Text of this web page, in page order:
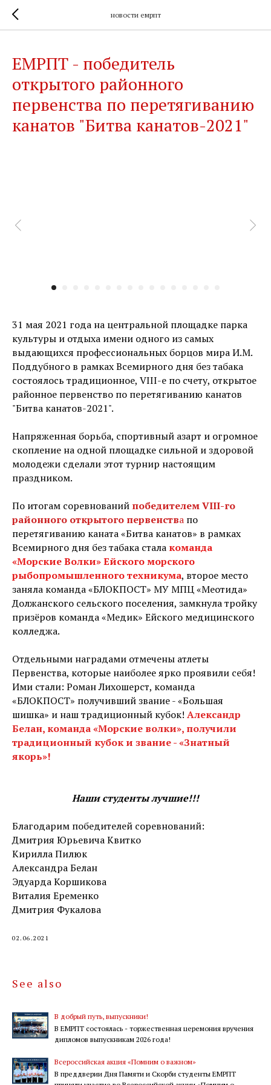
новости емрпт
ЕМРПТ - победитель
открытого районного
первенства по перетягиванию
канатов "Битва канатов-2021"
31 мая 2021 года на центральной площадке парка
культуры и отдыха имени одного из самых
выдающихся профессиональных борцов мира И.М.
Поддубного в рамках Всемирного дня без табака
состоялось традиционное, VIII-е по счету, открытое
районное первенство по перетягиванию канатов
"Битва канатов-2021".
Напряженная борьба, спортивный азарт и огромное
скопление на одной площадке сильной и здоровой
молодежи сделали этот турнир настоящим
праздником.
По итогам соревнований победителем VIII-го
районного открытого первенства по
перетягиванию каната «Битва канатов» в рамках
Всемирного дня без табака стала команда
«Морские Волки» Ейского морского
рыбопромышленного техникума, второе место
заняла команда «БЛОКПОСТ» МУ МПЦ «Меотида»
Должанского сельского поселения, замкнула тройку
призёров команда «Медик» Ейского медицинского
колледжа.
Отдельными наградами отмечены атлеты
Первенства, которые наиболее ярко проявили себя!
Ими стали: Роман Лихошерст, команда
«БЛОКПОСТ» получивший звание - «Большая
шишка» и наш традиционный кубок! Александр
Белан, команда «Морские волки», получили
традиционный кубок и звание - «Знатный
якорь»!
Наши студенты лучшие!!!
Благодарим победителей соревнований:
Дмитрия Юрьевича Квитко
Кирилла Пилюк
Александра Белан
Эдуарда Коршикова
Виталия Еременко
Дмитрия Фукалова
02.06.2021
See also
В добрый путь, выпускники!
В ЕМРПТ состоялась - торжественная церемония вручения
дипломов выпускникам 2026 года!
Всероссийская акция «Помним о важном»
В преддверии Дня Памяти и Скорби студенты ЕМРПТ